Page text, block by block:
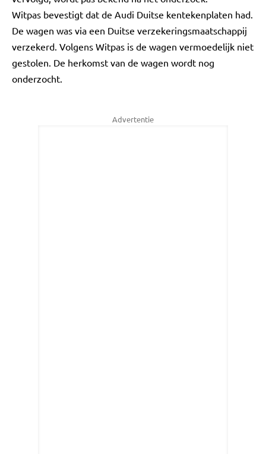
Witpas bevestigt dat de Audi Duitse kentekenplaten had.
De wagen was via een Duitse verzekeringsmaatschappij
verzekerd. Volgens Witpas is de wagen vermoedelijk niet
gestolen. De herkomst van de wagen wordt nog
onderzocht.
Advertentie